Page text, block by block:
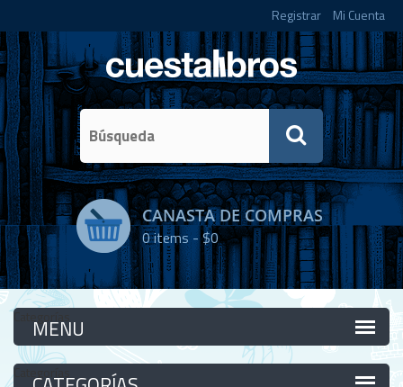
Registrar Mi Cuenta
CANASTA DE COMPRAS
0items -$0
Categorías
Categorías